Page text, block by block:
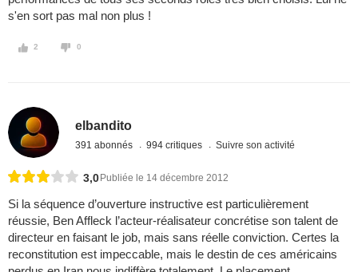
s'en sort pas mal non plus !
2 0
elbandito
391 abonnés 994 critiques Suivre son activité
3,0 Publiée le 14 décembre 2012
Si la séquence d’ouverture instructive est particulièrement
réussie, Ben Affleck l’acteur-réalisateur concrétise son talent de
directeur en faisant le job, mais sans réelle conviction. Certes la
reconstitution est impeccable, mais le destin de ces américains